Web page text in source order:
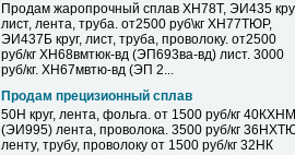
Продам жаропрочный сплав ХН78Т, ЭИ435
лист, лента, труба. от2500 руб\кг ХН77ТЮР,
ЭИ437Б круг, лист, труба, проволоку. от2500
руб/кг ХН68вмтюк-вд (ЭП693ва-вд) лист. 3000
руб/кг. ХН67мвтю-вд (ЭП 2...
Продам прецизионный сплав
50Н круг, лента, фольга. от 1500 руб/кг 40КХНМ
(ЭИ995) лента, проволока. 3500 руб/кг
ленту, трубу, проволоку от 1500 руб/кг 32НК